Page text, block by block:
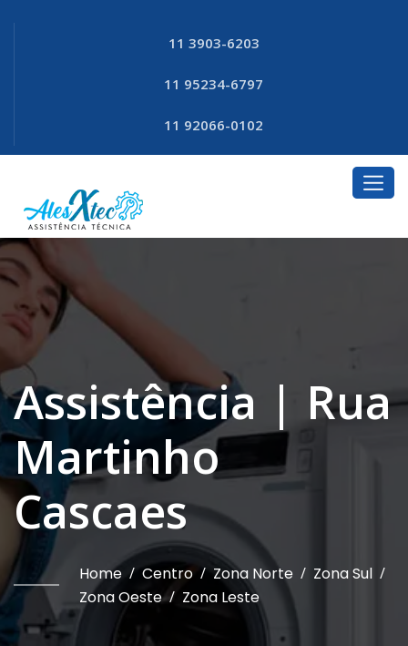
11 3903-6203
11 95234-6797
11 92066-0102
Assistência | Rua
Martinho
Cascaes
Home / Centro / Zona Norte / Zona Sul /
Zona Oeste / Zona Leste